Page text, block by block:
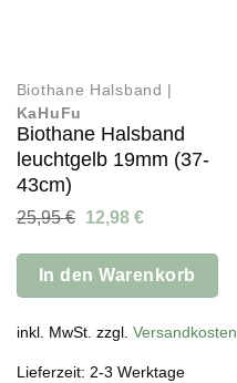
Biothane Halsband |
KaHuFu
Biothane Halsband
leuchtgelb 19mm (37-
43cm)
25,95€
Ursprünglicher
war:
25,95 €
12,98 €Aktueller
ist:
12,98 €.
In den Warenkorb
inkl. MwSt. zzgl. Versandkosten
Lieferzeit: 2-3 Werktage